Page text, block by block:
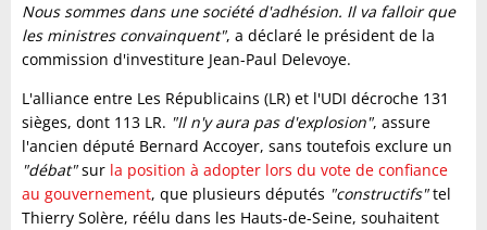
Nous sommes dans une société d'adhésion. Il va falloir que
les ministres convainquent", a déclaré le président de la
commission d'investiture Jean-Paul Delevoye.
L'alliance entre Les Républicains (LR) et l'UDI décroche 131
sièges, dont 113 LR. "Il n'y aura pas d'explosion", assure
l'ancien député Bernard Accoyer, sans toutefois exclure un
"débat"sur la position à adopter lors du vote de confiance
au gouvernement, que plusieurs députés "constructifs"tel
Thierry Solère, réélu dans les Hauts-de-Seine, souhaitent